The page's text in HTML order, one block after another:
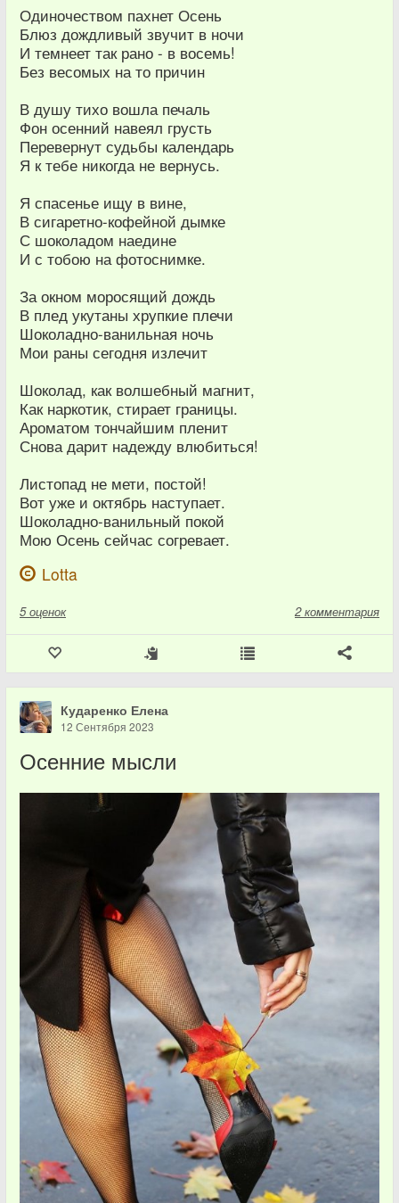
Одиночеством пахнет Осень
Блюз дождливый звучит в ночи
И темнеет так рано - в восемь!
Без весомых на то причин
В душу тихо вошла печаль
Фон осенний навеял грусть
Перевернут судьбы календарь
Я к тебе никогда не вернусь.
Я спасенье ищу в вине,
В сигаретно-кофейной дымке
С шоколадом наедине
И с тобою на фотоснимке.
За окном моросящий дождь
В плед укутаны хрупкие плечи
Шоколадно-ванильная ночь
Мои раны сегодня излечит
Шоколад, как волшебный магнит,
Как наркотик, стирает границы.
Ароматом тончайшим пленит
Снова дарит надежду влюбиться!
Листопад не мети, постой!
Вот уже и октябрь наступает.
Шоколадно-ванильный покой
Мою Осень сейчас согревает.
Lotta
5 оценок 2 комментария
Кударенко Елена
12 Сентября 2023
Осенние мысли